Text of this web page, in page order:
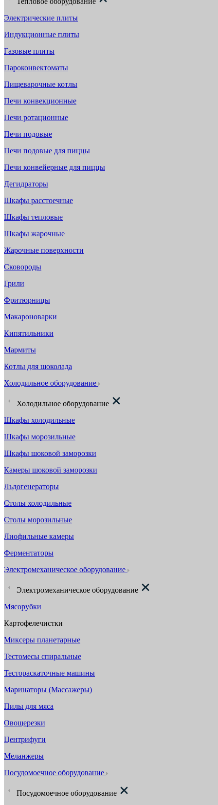
Электрические плиты
Индукционные плиты
Газовые плиты
Пароконвектоматы
Пищеварочные котлы
Печи конвекционные
Печи ротационные
Печи подовые
Печи подовые для пиццы
Печи конвейерные для пиццы
Дегидраторы
Шкафы расстоечные
Шкафы тепловые
Шкафы жарочные
Жарочные поверхности
Сковороды
Грили
Фритюрницы
Макароноварки
Кипятильники
Мармиты
Котлы для шоколада
Холодильное оборудование
Холодильное оборудование
Шкафы холодильные
Шкафы морозильные
Шкафы шоковой заморозки
Камеры шоковой заморозки
Льдогенераторы
Столы холодильные
Столы морозильные
Лиофильные камеры
Ферментаторы
Электромеханическое оборудование
Электромеханическое оборудование
Мясорубки
Картофелечистки
Миксеры планетарные
Тестомесы спиральные
Тестораскаточные машины
Маринаторы (Массажеры)
Пилы для мяса
Овощерезки
Центрифуги
Меланжеры
Посудомоечное оборудование
Посудомоечное оборудование